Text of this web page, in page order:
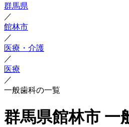
群馬県
／
館林市
／
医療・介護
／
医療
／
一般歯科の一覧
群馬県館林市 一